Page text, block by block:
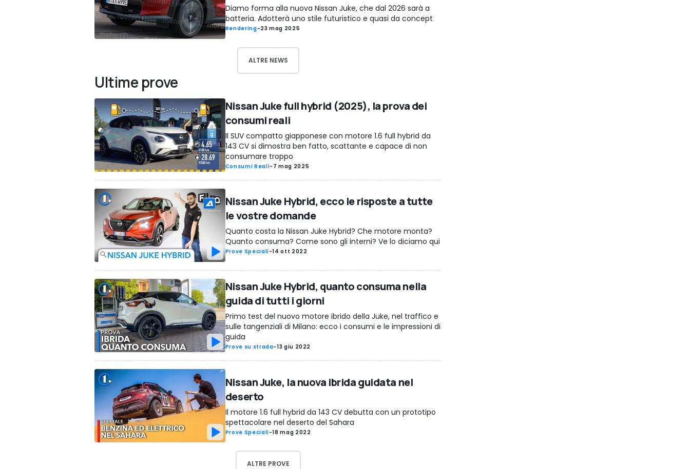
Diamo forma alla nuova Nissan Juke, che dal 2026 sarà a
batteria. Adotterà uno stile futuristico e quasi da concept
Rendering-23 mag 2025
ALTRE NEWS
Ultime prove
Nissan Juke full hybrid (2025), la prova dei
consumi reali
Il SUV compatto giapponese con motore 1.6 full hybrid da
143 CV si dimostra ben fatto, scattante e capace di non
consumare troppo
Consumi Reali- 7 mag 2025
Nissan Juke Hybrid, ecco le risposte a tutte
le vostre domande
Quanto costa la Nissan Juke Hybrid? Che motore monta?
Quanto consuma? Come sono gli interni? Ve lo diciamo qui
Prove Speciali-14 ott 2022
Nissan Juke Hybrid, quanto consuma nella
guida di tutti i giorni
Primo test del nuovo motore ibrido della Juke, nel traffico e
sulle tangenziali di Milano: ecco i consumi e le impressioni di
guida
Prove su strada-13 giu 2022
Nissan Juke, la nuova ibrida guidata nel
deserto
Il motore 1.6 full hybrid da 143 CV debutta con un prototipo
spettacolare nel deserto del Sahara
Prove Speciali-18 mag 2022
ALTRE PROVE